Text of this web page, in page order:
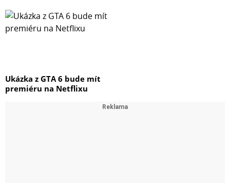
Ukázka z GTA 6 bude mít
premiéru na Netflixu